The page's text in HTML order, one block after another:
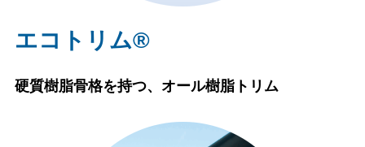
エコトリム®
硬質樹脂骨格を持つ、オール樹脂トリム